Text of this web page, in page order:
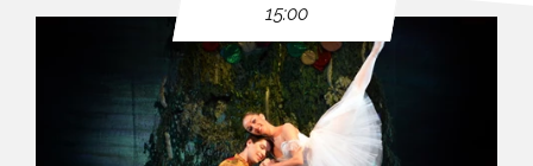
15:00